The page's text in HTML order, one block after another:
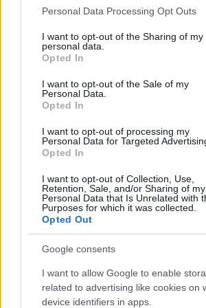
Please note that this website/app uses
not limited to your visit or usage
grant or deny consent to Google and its
use your data for below specified
consent section.
Personal Data Processing Opt Outs
I want to opt-out of the Sharing of my
personal data.
Opted In
I want to opt-out of the Sale of my
Personal Data.
Opted In
I want to opt-out of processing my
Personal Data for Targeted
Opted In
I want to opt-out of Collection, Use,
Retention, Sale, and/or Sharing of my
Personal Data that Is Unrelated with
Purposes for which it was collected.
Opted Out
Google consents
I want to allow Google to enable
related to advertising like cookies on
device identifiers in apps.
όπως η διαφορά στο σημείο πήξης
(-47°C) και ΗΠΑ (-40°C)
περισσότερες εισαγωγές, καθώς
Τα στρατηγικά αποθέματα και
Ο Jorgensen δεν απέκλεισε μια
αποθεμάτων, μετά τη μεγαλύτερη
ιστορία που σημειώθηκε τον
«Πρέπει να κρατήσουμε τις
Εάν η κρίση είναι όντως μακράς
χρειαστούμε αυτά τα εργαλεία σε
στάδιο. Πρέπει να γίνει στον
είναι αναλογικό», πρόσθεσε.